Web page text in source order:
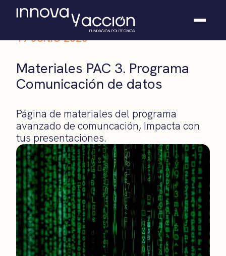
Somos fundación
Casos de éxito
Hackathones
Modo On
Contacto
19 JUNIO 2020
Materiales PAC 3. Programa
Comunicación de datos
Página de materiales del programa
avanzado de comuncación, Impacta con
tus presentaciones.